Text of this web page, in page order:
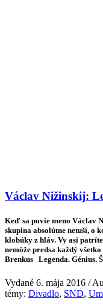
Václav Nižinskij:
Keď sa povie meno Václav
skupina absolútne netuší, o
klobúky z hláv. Vy asi
nemôže predsa každý
Brenkus Legenda. Génius.
Vydané 6. mája 2016 /
témy: Divadlo, SND,